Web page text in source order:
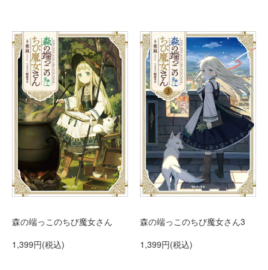
森の端っこのちび魔女さん
1,399円(税込)
森の端っこのちび魔女さん3
1,399円(税込)